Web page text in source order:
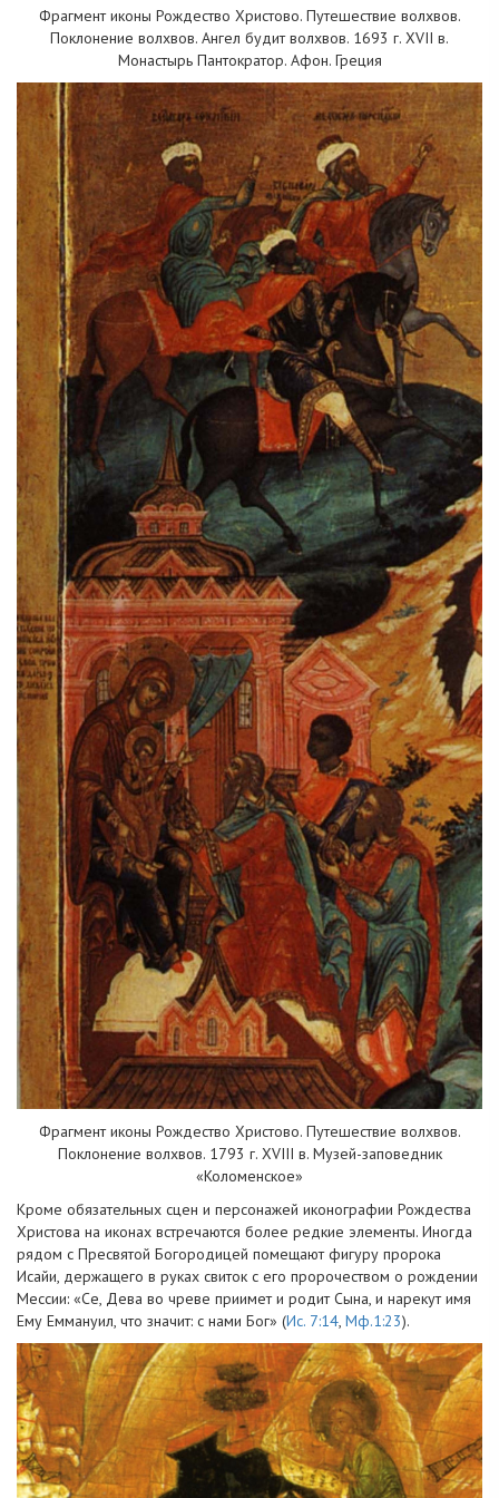
Фрагмент иконы Рождество Христово. Путешествие волхвов.
Поклонение волхвов. Ангел будит волхвов. 1693 г. XVII в.
Монастырь Пантократор. Афон. Греция
Фрагмент иконы Рождество Христово. Путешествие волхвов.
Поклонение волхвов. 1793 г. XVIII в. Музей-заповедник
«Коломенское»
Кроме обязательных сцен и персонажей иконографии Рождества
Христова на иконах встречаются более редкие элементы. Иногда
рядом с Пресвятой Богородицей помещают фигуру пророка
Исайи, держащего в руках свиток с его пророчеством о рождении
Мессии: «Се, Дева во чреве приимет и родит Сына, и нарекут имя
Ему Еммануил, что значит: с нами Бог» (Ис. 7:14, Мф.1:23).